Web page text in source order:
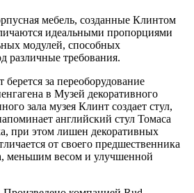
мебель, созданные Клинтом
идеальными пропорциями
модулей, способных
различные требования.
за переоборудование
в Музей декоративного
зала музея Клинт создает стул,
английский стул Томаса
при этом лишен декоративных
от своего предшественника
меньшим весом и улучшенной